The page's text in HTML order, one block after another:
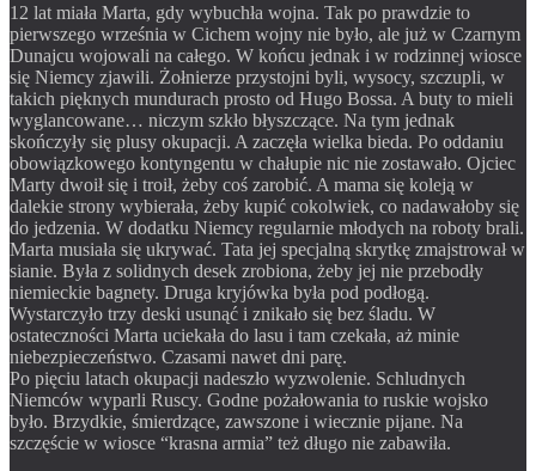
12 lat miała Marta, gdy wybuchła wojna. Tak po prawdzie to
pierwszego września w Cichem wojny nie było, ale już w Czarnym
Dunajcu wojowali na całego. W końcu jednak i w rodzinnej wiosce
się Niemcy zjawili. Żołnierze przystojni byli, wysocy, szczupli, w
takich pięknych mundurach prosto od Hugo Bossa. A buty to mieli
wyglancowane… niczym szkło błyszczące. Na tym jednak
skończyły się plusy okupacji. A zaczęła wielka bieda. Po oddaniu
obowiązkowego kontyngentu w chałupie nic nie zostawało. Ojciec
Marty dwoił się i troił, żeby coś zarobić. A mama się koleją w
dalekie strony wybierała, żeby kupić cokolwiek, co nadawałoby się
do jedzenia. W dodatku Niemcy regularnie młodych na roboty brali.
Marta musiała się ukrywać. Tata jej specjalną skrytkę zmajstrował w
sianie. Była z solidnych desek zrobiona, żeby jej nie przebodły
niemieckie bagnety. Druga kryjówka była pod podłogą.
Wystarczyło trzy deski usunąć i znikało się bez śladu. W
ostateczności Marta uciekała do lasu i tam czekała, aż minie
niebezpieczeństwo. Czasami nawet dni parę.
Po pięciu latach okupacji nadeszło wyzwolenie. Schludnych
Niemców wyparli Ruscy. Godne pożałowania to ruskie wojsko
było. Brzydkie, śmierdzące, zawszone i wiecznie pijane. Na
szczęście w wiosce “krasna armia” też długo nie zabawiła.